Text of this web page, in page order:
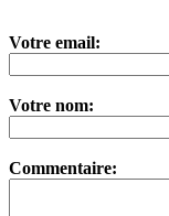
Votre email:
Votre nom:
Commentaire: